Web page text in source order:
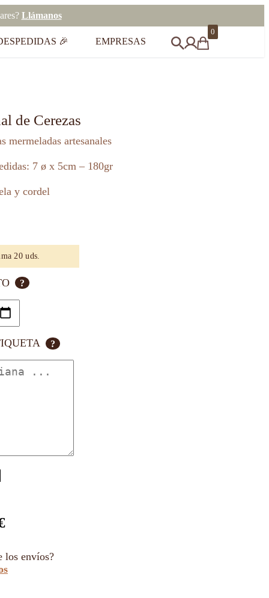
Llámanos
🎉 EMPRESAS
0
de Cerezas
mermeladas artesanales
7 ø x 5cm – 180gr
y cordel
20 uds.
?
?
los envíos?